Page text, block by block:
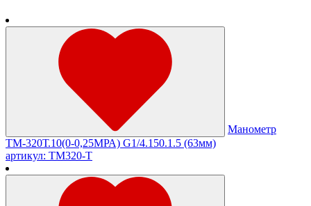
Манометр
ТМ-320Т.10(0-0,25МРА) G1/4.150.1.5 (63мм)
артикул: ТМ320-Т